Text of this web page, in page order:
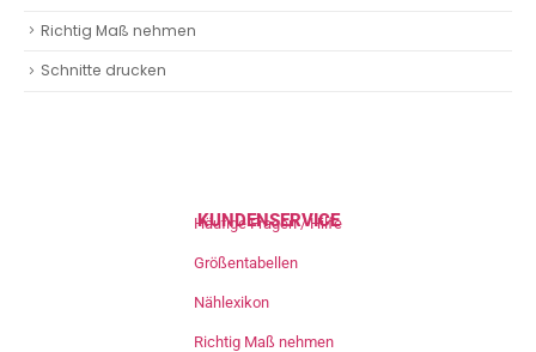
Richtig Maß nehmen
Schnitte drucken
KUNDENSERVICE
Häufige Fragen / Hilfe
Größentabellen
Nählexikon
Richtig Maß nehmen